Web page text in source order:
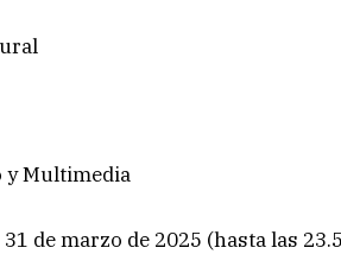
y Multimedia
de marzo de 2025 (hasta las